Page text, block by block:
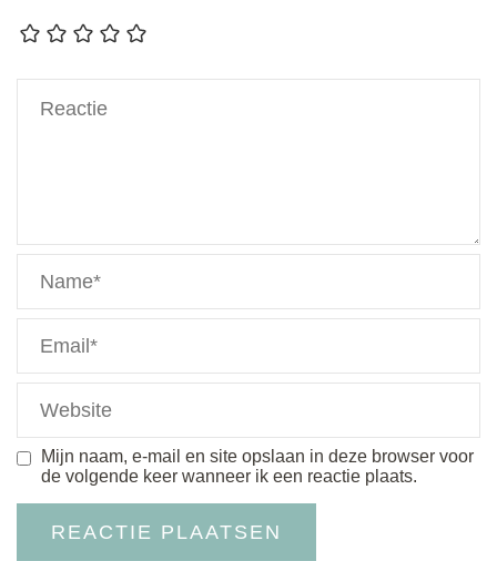
Mijn naam, e-mail en site opslaan in deze browser voor
de volgende keer wanneer ik een reactie plaats.